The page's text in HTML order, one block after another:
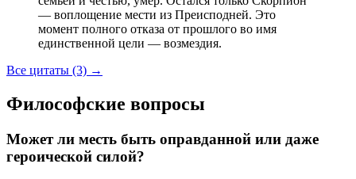
— воплощение мести из Преисподней. Это
момент полного отказа от прошлого во имя
единственной цели — возмездия.
Все цитаты (3) →
Философские вопросы
Может ли месть быть оправданной или даже
героической силой?